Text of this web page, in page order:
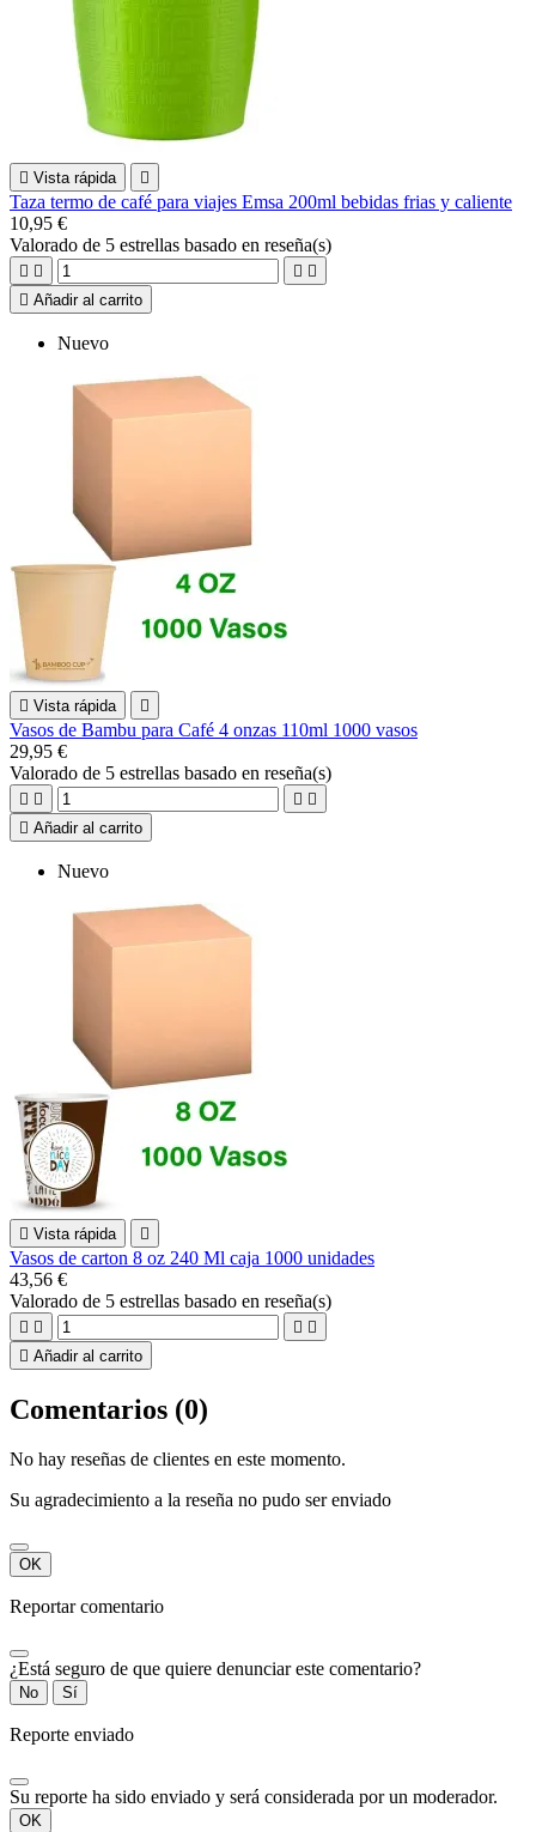
 Vista rápida 
Taza termo de café para viajes Emsa 200ml bebidas frias y caliente
10,95 €
Valorado de 5 estrellas basado en reseña(s)
   
 Añadir al carrito
Nuevo
 Vista rápida 
Vasos de Bambu para Café 4 onzas 110ml 1000 vasos
29,95 €
Valorado de 5 estrellas basado en reseña(s)
   
 Añadir al carrito
Nuevo
 Vista rápida 
Vasos de carton 8 oz 240 Ml caja 1000 unidades
43,56 €
Valorado de 5 estrellas basado en reseña(s)
   
 Añadir al carrito
Comentarios (0)
No hay reseñas de clientes en este momento.
Su agradecimiento a la reseña no pudo ser enviado
OK
Reportar comentario
¿Está seguro de que quiere denunciar este comentario?
No Sí
Reporte enviado
Su reporte ha sido enviado y será considerada por un moderador.
OK